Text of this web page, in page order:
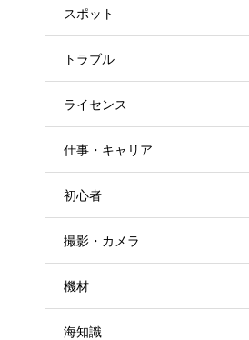
スポット
トラブル
ライセンス
仕事・キャリア
初心者
撮影・カメラ
機材
海知識